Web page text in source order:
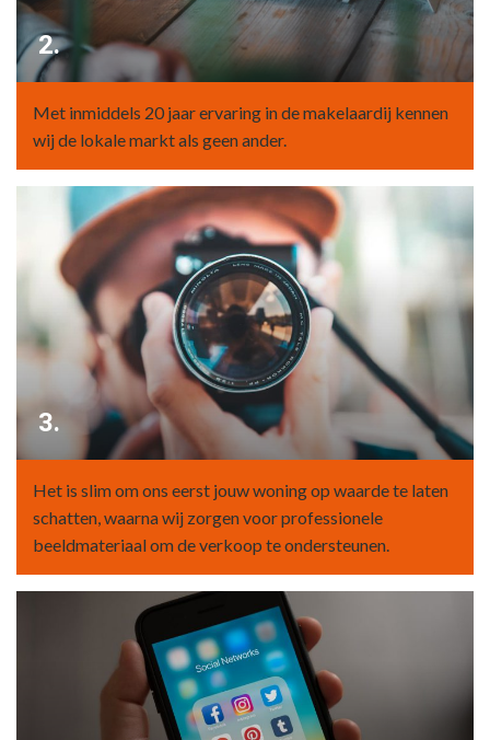
2.
Met inmiddels 20 jaar ervaring in de makelaardij kennen
wij de lokale markt als geen ander.
3.
Het is slim om ons eerst jouw woning op waarde te laten
schatten, waarna wij zorgen voor professionele
beeldmateriaal om de verkoop te ondersteunen.